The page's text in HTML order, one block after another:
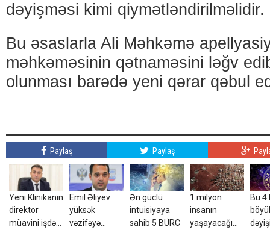
dəyişməsi kimi qiymətləndirilməlidir.
Bu əsaslarla Ali Məhkəmə
məhkəməsinin qətnaməsini ləğv
olunması barədə yeni qərar qəbul
Paylaş Paylaş
Yeni Klinikanın
direktor
müavini işdən
Emil Əliyev
yüksək
vəzifəyə
Ən güclü
intuisiyaya
sahib 5 BÜRC
1 milyon
insanın
yaşayacağı
Bu 4